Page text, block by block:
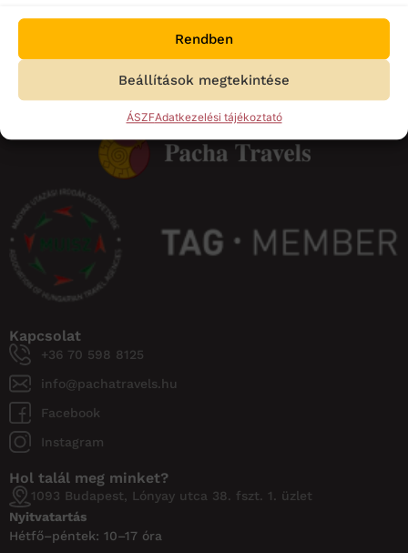
Rendben
Beállítások megtekintése
ÁSZFAdatkezelési tájékoztató
Kapcsolat
+36 70 598 8125
info@pachatravels.hu
Facebook
Instagram
Hol talál meg minket?
1093 Budapest, Lónyay utca 38. fszt. 1. üzlet
Nyitvatartás
Hétfő–péntek: 10–17 óra